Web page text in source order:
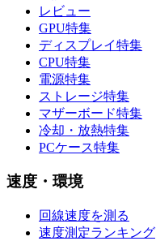
レビュー
GPU特集
ディスプレイ特集
CPU特集
電源特集
ストレージ特集
マザーボード特集
冷却・放熱特集
PCケース特集
速度・環境
回線速度を測る
速度測定ランキング